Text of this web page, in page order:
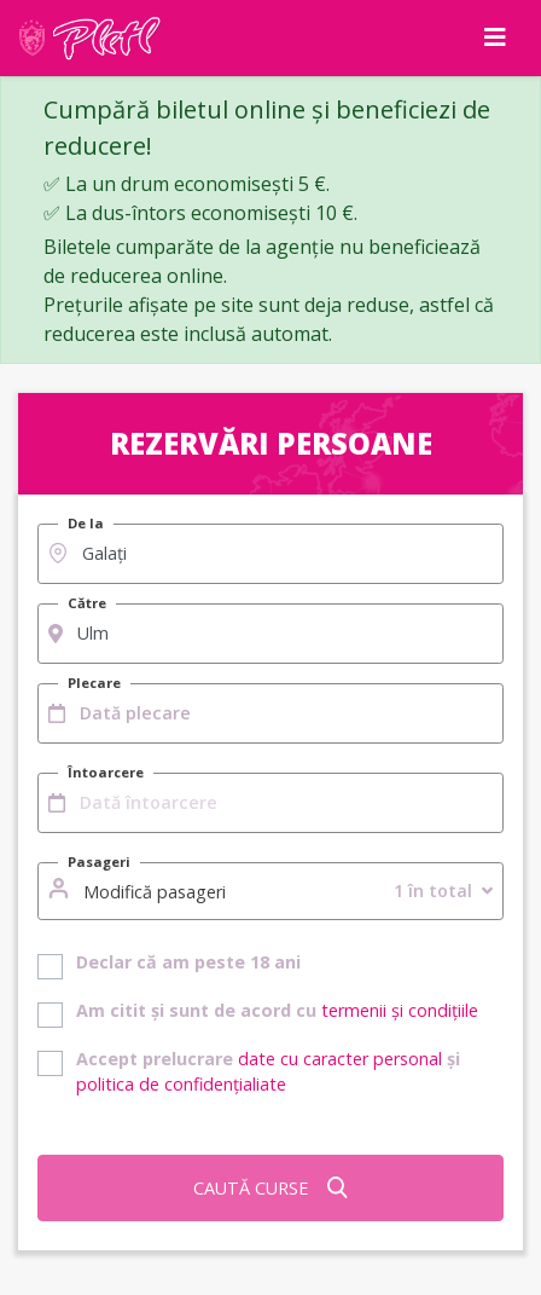
Cumpără biletul online și beneficiezi de
reducere!
✅ La un drum economisești 5 €.
✅ La dus-întors economisești 10 €.
Biletele cumparăte de la agenție nu beneficiează
de reducerea online.
Prețurile afișate pe site sunt deja reduse, astfel că
reducerea este inclusă automat.
REZERVĂRI PERSOANE
De la
Către
Plecare
Întoarcere
Pasageri
Modifică pasageri 1 în total
Declar că am peste 18 ani
Am citit și sunt de acord cu termenii și condițiile
Accept prelucrare date cu caracter personal și
politica de confidențialiate
CAUTĂ CURSE